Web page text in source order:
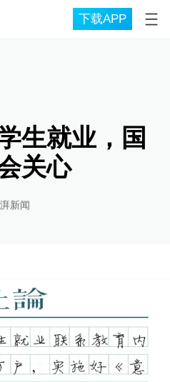
下载APP
生就业，国
关心
新闻